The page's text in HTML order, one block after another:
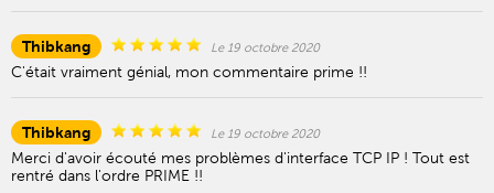
Thibkang Le 19 octobre 2020
C'était vraiment génial, mon commentaire prime !!
Thibkang Le 19 octobre 2020
Merci d'avoir écouté mes problèmes d'interface TCP IP ! Tout est
rentré dans l'ordre PRIME !!